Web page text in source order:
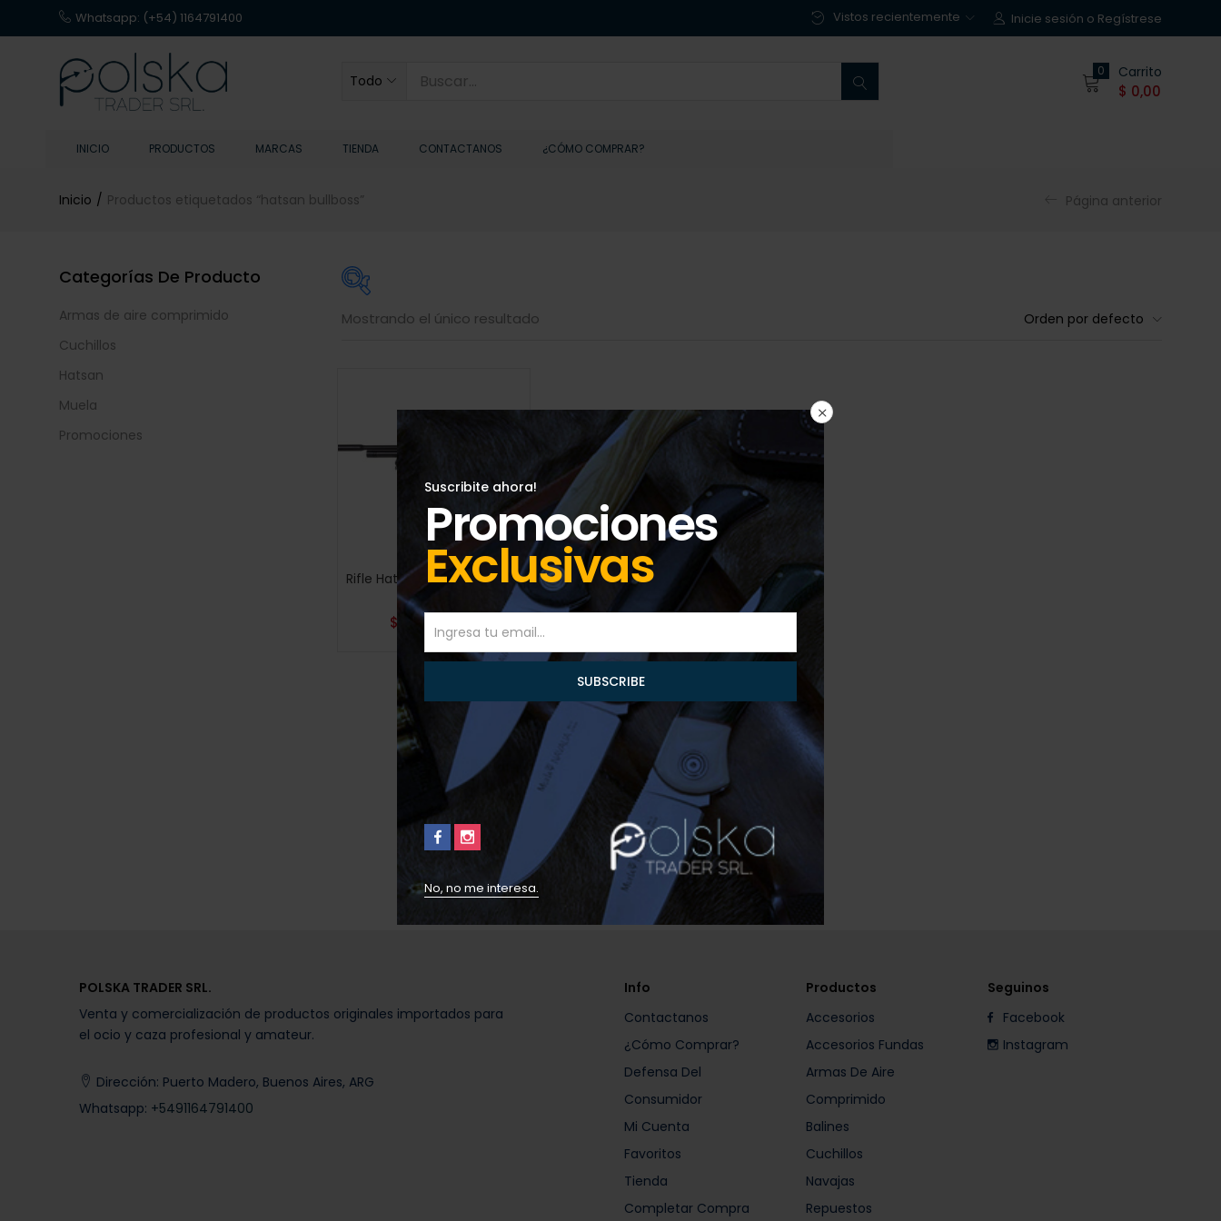
Whatsapp: (+54) 1164791400 Inicie sesión o Regístrese
Vistos recientemente
Todo
0 Carrito
$ 0,00
INICIO PRODUCTOS MARCAS TIENDA CONTACTANOS ¿CÓMO COMPRAR?
Inicio Productos etiquetados “hatsan bullboss” Página anterior
Categories
Categories
Negro(0)
Verde (0)
Tamaño
0
Mostrando el único resultado Orden por defecto
Rifle Hatsan BullBoss Pcp 5.5
$ 302.500,00
Categorías De Producto
Armas de aire comprimido
Cuchillos
Hatsan
Muela
Promociones
Suscribite ahora!
Promociones
Exclusivas
No, no me interesa.
POLSKA TRADER SRL.
Venta y comercialización de productos originales importados para
el ocio y caza profesional y amateur.
Dirección: Puerto Madero, Buenos Aires, ARG
Whatsapp: +5491164791400
Info
Contactanos
¿Cómo Comprar?
Defensa Del
Consumidor
Mi Cuenta
Favoritos
Tienda
Completar Compra
Productos
Accesorios
Accesorios Fundas
Armas De Aire
Comprimido
Balines
Cuchillos
Navajas
Repuestos
Seguinos
Facebook
Instagram